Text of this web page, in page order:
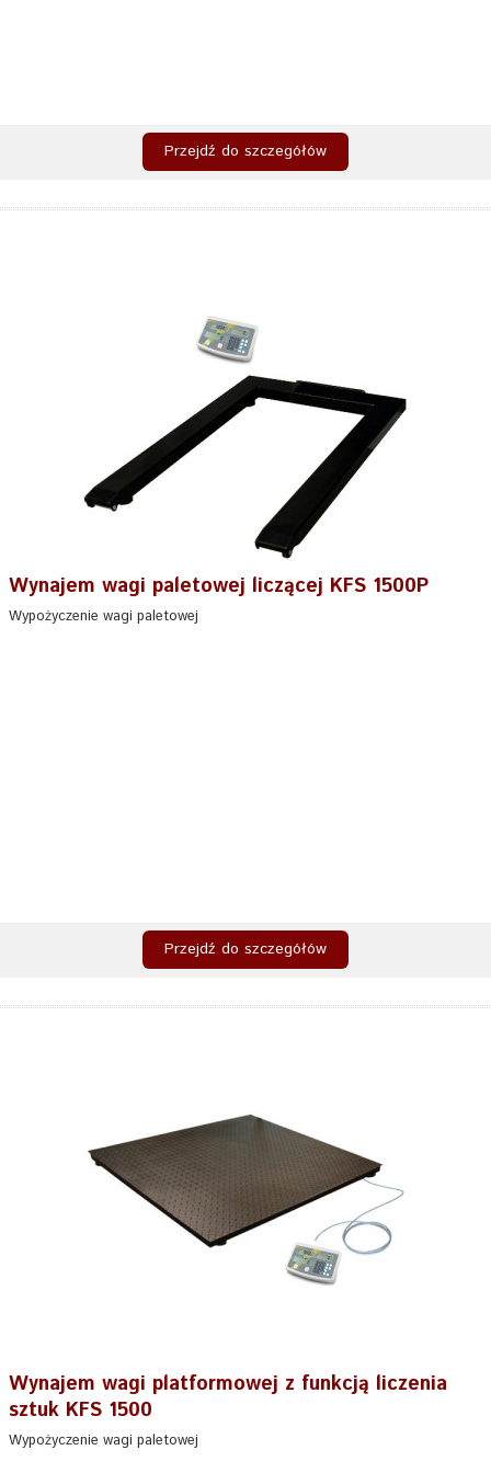
Przejdź do szczegółów
Wynajem wagi paletowej liczącej KFS 1500P
Wypożyczenie wagi paletowej
Przejdź do szczegółów
Wynajem wagi platformowej z funkcją liczenia
sztuk KFS 1500
Wypożyczenie wagi paletowej